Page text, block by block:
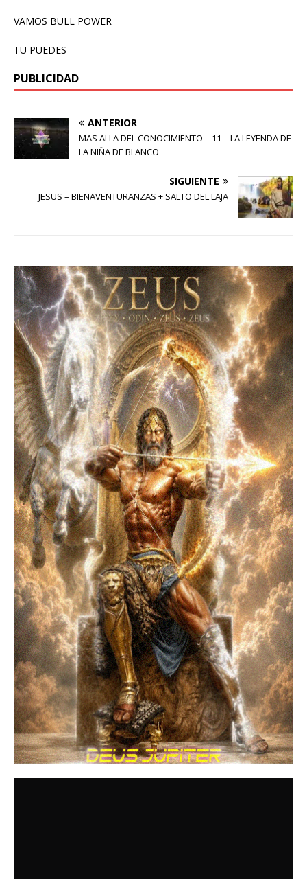
VAMOS BULL POWER
TU PUEDES
PUBLICIDAD
ANTERIOR
MAS ALLA DEL CONOCIMIENTO – 11 – LA LEYENDA DE
LA NIÑA DE BLANCO
SIGUIENTE
JESUS – BIENAVENTURANZAS + SALTO DEL LAJA